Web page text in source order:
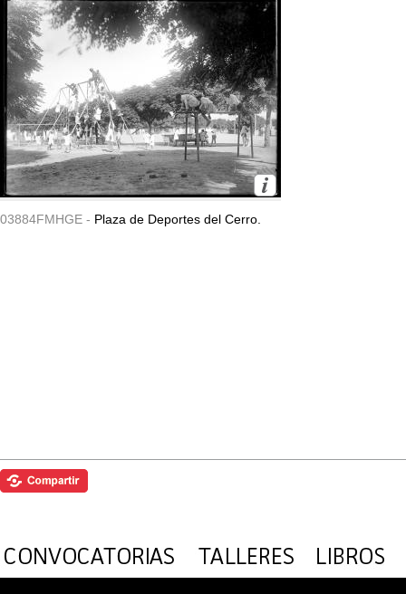
03884FMHGE - Plaza de Deportes del Cerro.